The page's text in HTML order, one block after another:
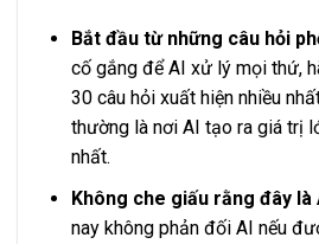
Bắt đầu từ những câu hỏi
cố gắng để AI xử lý mọi thứ,
30 câu hỏi xuất hiện nhiều
thường là nơi AI tạo ra giá trị
nhất.
Không che giấu rằng đây là
nay không phản đối AI nếu